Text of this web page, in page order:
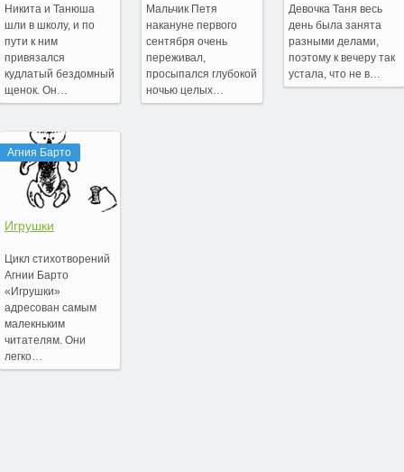
Никита и Танюша
шли в школу, и по
пути к ним
привязался
кудлатый бездомный
щенок. Он…
Агния Барто
Игрушки
Цикл стихотворений
Агнии Барто
«Игрушки»
адресован самым
малекньким
читателям. Они
легко…
Мальчик Петя
накануне первого
сентября очень
переживал,
просыпался глубокой
ночью целых…
Девочка Таня весь
день была занята
разными делами,
поэтому к вечеру так
устала, что не в…